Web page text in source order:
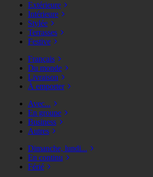
Extérieure
Intérieure
Stylée
Terrasses
Festive
Français
Du monde
Livraison
À emporter
Avec...
En groupe
Business
Autres
Dimanche, lundi...
En continu
Férié